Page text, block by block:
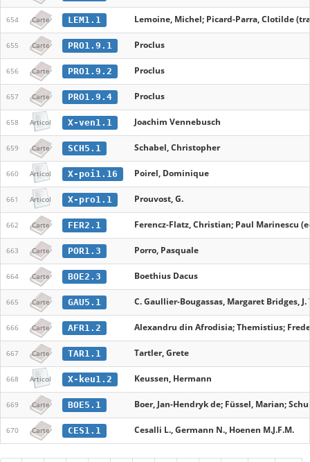
654 Carte LEM1.1 Lemoine, Michel; Picard-Parra, Clotilde
655 Carte PRO1.9.1 Proclus
656 Carte PRO1.9.2 Proclus
657 Carte PRO1.9.4 Proclus
658 Articol X-ven1.1 Joachim Vennebusch
659 Carte SCH5.1 Schabel, Christopher
660 Articol X-poi1.16 Poirel, Dominique
661 Articol X-pro1.1 Prouvost, G.
662 Carte FER2.1 Ferencz-Flatz, Christian; Paul Marinescu
663 Carte POR1.3 Porro, Pasquale
664 Carte BOE2.3 Boethius Dacus
665 Carte GAU5.1 C. Gaullier-Bougassas, Margaret Bridges,
666 Carte AFR1.2 Alexandru din Afrodisia; Themistius;
667 Carte TAR1.1 Tartler, Grete
668 Articol X-keu1.2 Keussen, Hermann
669 Carte BOE5.1 Boer, Jan-Hendryk de; Füssel, Marian;
670 Carte CES1.1 Cesalli L., Germann N., Hoenen M.J.F.M.